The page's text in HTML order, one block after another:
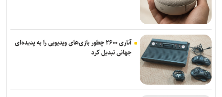
آتاری ۲۶۰۰ چطور بازی‌های ویدیویی را به پدیده‌ای
جهانی تبدیل کرد